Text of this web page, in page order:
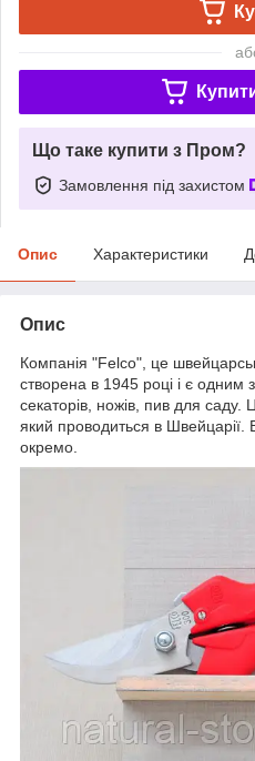
Що таке купити з Пром?
Замовлення під захистом
Опис Характеристики
Опис
Компанія "Felco", це
створена в 1945 році і є одним з
секаторів, ножів, пив для саду.
який проводиться в Швейцарії.
окремо.